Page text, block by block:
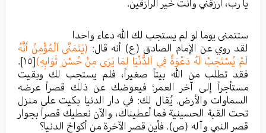
يا رب، ارزقني وأنت خير الرازقين.
ستتمنى يوما لو لم يستجب لك الله دعاء واحدا
لقد روي عن الإمام الصادق (ع) أنه قال: (يَتَمَنَّى اَلْمُؤْمِنُ أَنَّهُ
لَمْ يُسْتَجَبْ لَهُ دَعْوَةٌ فِي اَلدُّنْيَا لِمَا يَرَى مِنْ حُسْنِ ثَوَابِهِ)[١٥]
.
فقد تطلب من الله بيتاً صغيراً، فلم يستجب لك وبقيت
مستأجراً إلى آخر العمر؛ فيعوضك عن ذلك قصراً عرضه
السماوات والأرض. يُقال لك: في دار الدنيا بكيت على منزل
تحت القبة الحسينية فما أعطيناك، والآن نعطيك قصراً بجوار
قصر النبي وآله (ص). فأين قصر الآخرة من أكواخ الدنيا؟